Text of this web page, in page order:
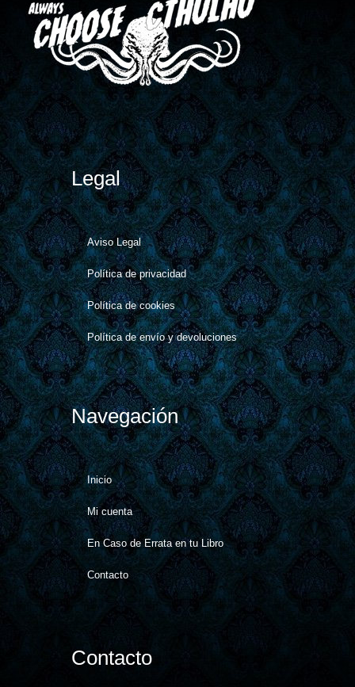
Legal
Aviso Legal
Política de privacidad
Política de cookies​
Política de envío y devoluciones
Navegación
Inicio
Mi cuenta
En Caso de Errata en tu Libro
Contacto
Contacto